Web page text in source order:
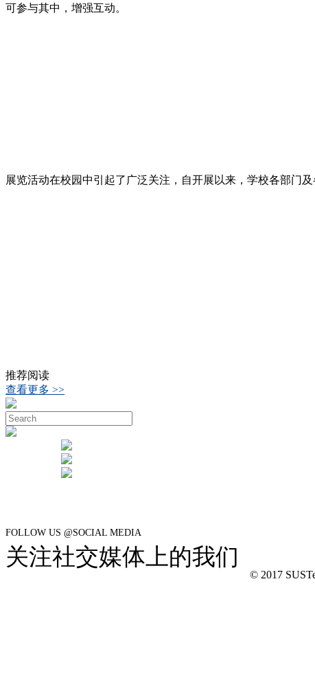
可参与其中，增强互动。
展览活动在校园中引起了广泛关注，自开展以来，学校各部门
推荐阅读
查看更多 >>
FOLLOW US @SOCIAL MEDIA
关注社交媒体上的我们
© 2017